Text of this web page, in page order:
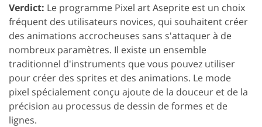
Verdict: Le programme Pixel art Aseprite est un choix
fréquent des utilisateurs novices, qui souhaitent créer
des animations accrocheuses sans s'attaquer à de
nombreux paramètres. Il existe un ensemble
traditionnel d'instruments que vous pouvez utiliser
pour créer des sprites et des animations. Le mode
pixel spécialement conçu ajoute de la douceur et de la
précision au processus de dessin de formes et de
lignes.